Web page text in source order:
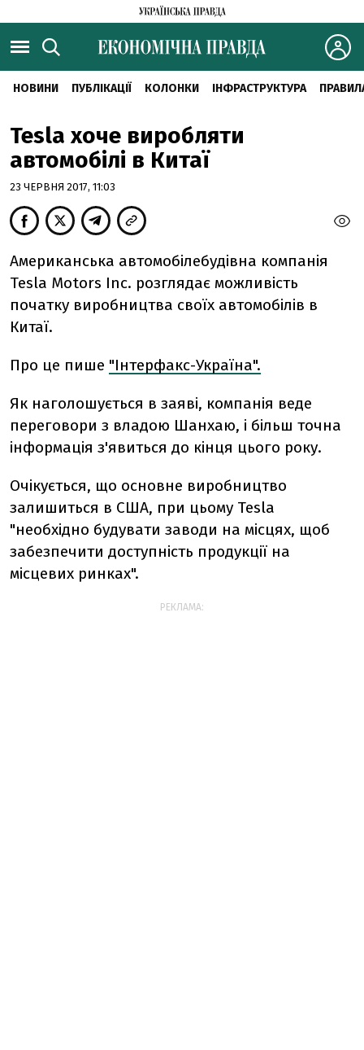
НОВИНИ ПУБЛІКАЦІЇ КОЛОНКИ ІНФРАСТРУКТУРА
Tesla хоче виробляти
автомобілі в Китаї
23 ЧЕРВНЯ 2017, 11:03
Американська автомобілебудівна компанія
Tesla Motors Inc. розглядає можливість
початку виробництва своїх автомобілів в
Китаї.
Про це пише "Інтерфакс-Україна".
Як наголошується в заяві, компанія веде
переговори з владою Шанхаю, і більш точна
інформація з'явиться до кінця цього року.
Очікується, що основне виробництво
залишиться в США, при цьому Tesla
"необхідно будувати заводи на місцях, щоб
забезпечити доступність продукції на
місцевих ринках".
РЕКЛАМА: